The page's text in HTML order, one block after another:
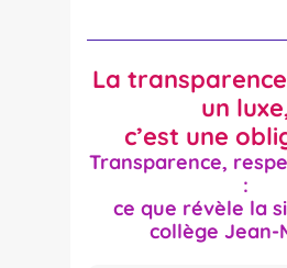
La
un
c’est une
Transparence,
:
ce que révèle la
collège Jean-